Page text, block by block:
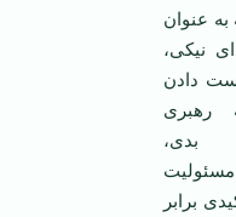
عنوان
نیکی،
دادن
رهبری
بدی،
برابر